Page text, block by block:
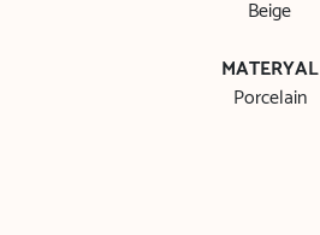
Beige
MATERYAL
Porcelain